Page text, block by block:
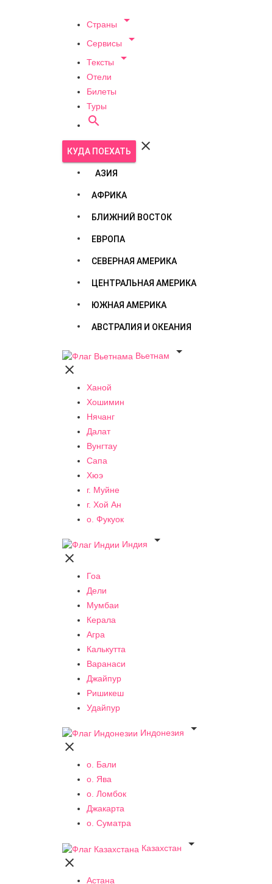
Страны 
Сервисы 
Тексты 
Отели
Билеты
Туры

КУДА ПОЕХАТЬ 
АЗИЯ
АФРИКА
БЛИЖНИЙ ВОСТОК
ЕВРОПА
СЕВЕРНАЯ АМЕРИКА
ЦЕНТРАЛЬНАЯ АМЕРИКА
ЮЖНАЯ АМЕРИКА
АВСТРАЛИЯ И ОКЕАНИЯ
Вьетнам


Ханой
Хошимин
Нячанг
Далат
Вунгтау
Сапа
Хюэ
г. Муйне
г. Хой Ан
о. Фукуок
Индия


Гоа
Дели
Мумбаи
Керала
Агра
Калькутта
Варанаси
Джайпур
Ришикеш
Удайпур
Индонезия


о. Бали
о. Ява
о. Ломбок
Джакарта
о. Суматра
Казахстан


Астана